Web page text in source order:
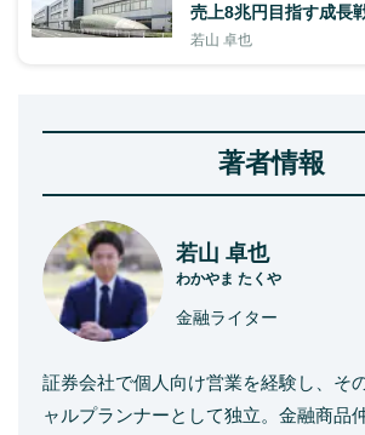
売上8兆円目指す成長
若山 卓也
著者情報
若山 卓也
わかやま たくや
金融ライター
証券会社で個人向け営業を経験し、そ
ャルプランナーとして独立。金融商品